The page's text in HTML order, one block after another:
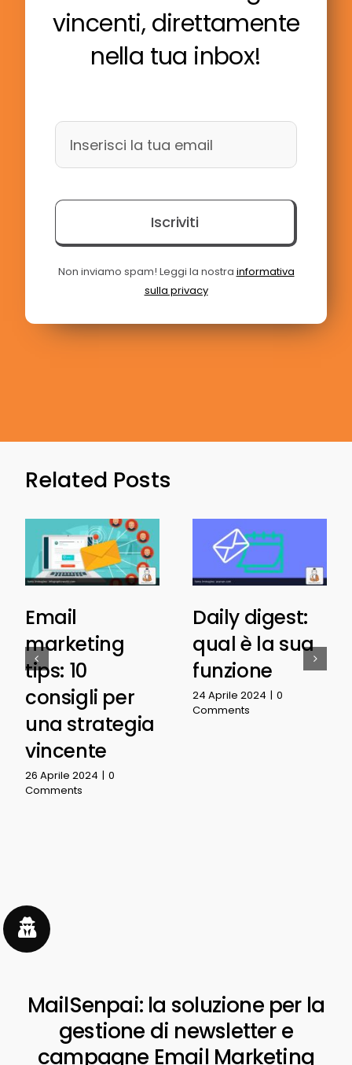
vincenti, direttamente
nella tua inbox!
Iscriviti
Non inviamo spam! Leggi la nostra informativa
sulla privacy
Related Posts
Email
marketing
tips: 10
consigli per
una strategia
vincente
26 Aprile 2024 | 0
Comments
Daily digest:
qual è la sua
funzione
24 Aprile 2024 | 0
Comments
MailSenpai: la soluzione per la
gestione di newsletter e
campagne Email Marketing